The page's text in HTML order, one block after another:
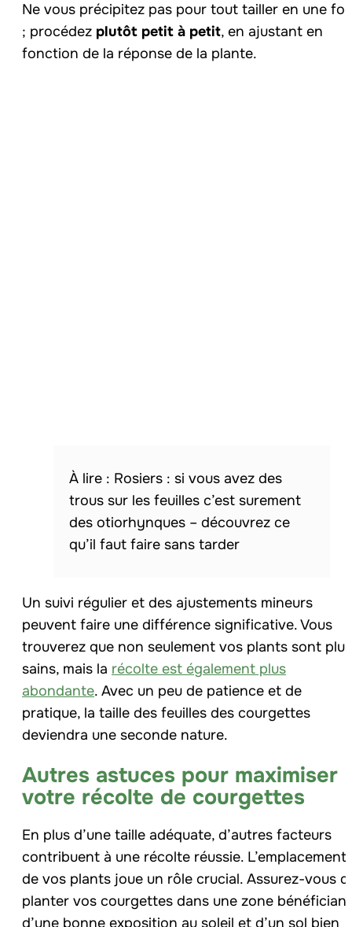
Ne vous précipitez pas pour tout tailler en une
; procédez plutôt petit à petit, en ajustant en
fonction de la réponse de la plante.
Rosiers : si vous avez des
trous sur les feuilles c’est surement
des otiorhynques – découvrez ce
qu’il faut faire sans tarder
Un suivi régulier et des ajustements mineurs
peuvent faire une différence significative. Vous
trouverez que non seulement vos plants sont plus
sains, mais la récolte est également plus
abondante. Avec un peu de patience et de
pratique, la taille des feuilles des courgettes
deviendra une seconde nature.
Autres astuces pour maximiser
votre récolte de courgettes
En plus d’une taille adéquate, d’autres facteurs
contribuent à une récolte réussie. L’emplacement
de vos plants joue un rôle crucial. Assurez-vous
planter vos courgettes dans une zone bénéficiant
d’une bonne exposition au soleil et d’un sol bien